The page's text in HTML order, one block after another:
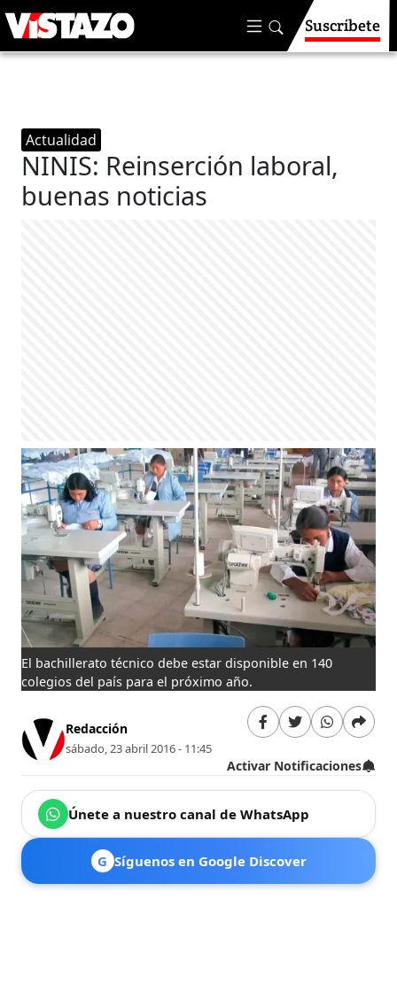
Suscríbete
Actualidad
NINIS: Reinserción laboral,
buenas noticias
El bachillerato técnico debe estar disponible en 140
colegios del país para el próximo año.
Redacción
sábado, 23 abril 2016 - 11:45
Activar Notificaciones
Únete a nuestro canal de WhatsApp
G Síguenos en Google Discover